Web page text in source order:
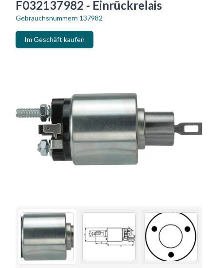
F032137982 - Einrückrelais
Gebrauchsnummern 137982
Im Geschäft kaufen